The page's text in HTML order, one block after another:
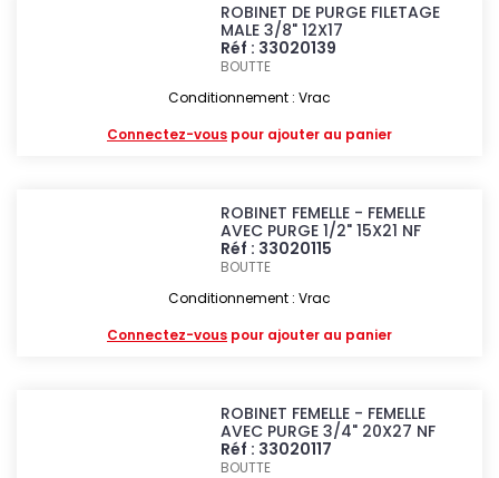
ROBINET DE PURGE FILETAGE
MALE 3/8" 12X17
Réf : 33020139
BOUTTE
Conditionnement : Vrac
Connectez-vous pour ajouter au panier
ROBINET FEMELLE - FEMELLE
AVEC PURGE 1/2" 15X21 NF
Réf : 33020115
BOUTTE
Conditionnement : Vrac
Connectez-vous pour ajouter au panier
ROBINET FEMELLE - FEMELLE
AVEC PURGE 3/4" 20X27 NF
Réf : 33020117
BOUTTE